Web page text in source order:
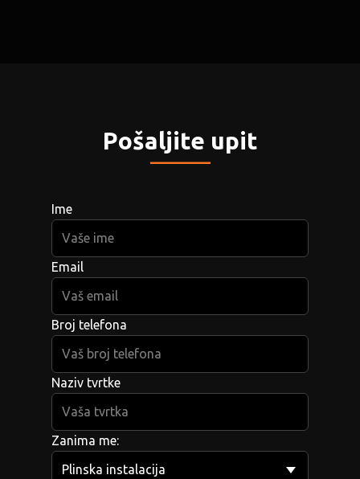
Pošaljite upit
_____
Ime
Email
Broj telefona
Naziv tvrtke
Zanima me: